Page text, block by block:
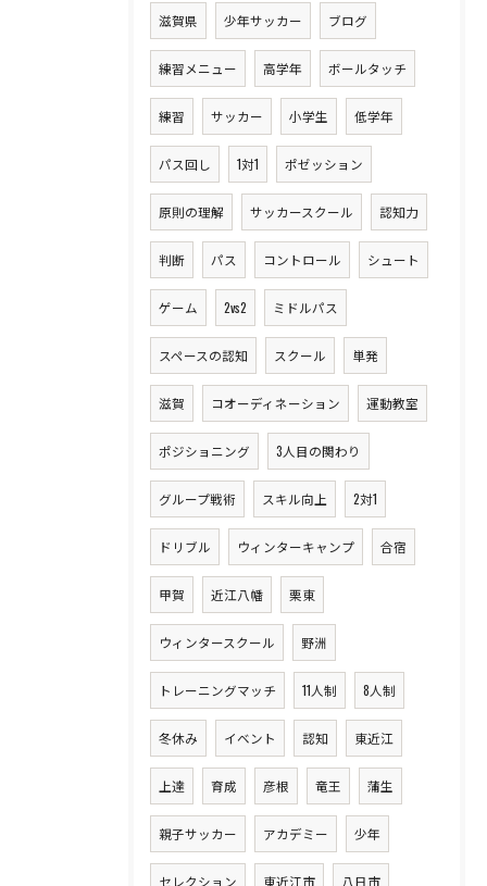
滋賀県 少年サッカー ブログ
練習メニュー 高学年 ボールタッチ
練習 サッカー 小学生 低学年
パス回し 1対1 ポゼッション
原則の理解 サッカースクール 認知力
判断 パス コントロール シュート
ゲーム 2vs2 ミドルパス
スペースの認知 スクール 単発
滋賀 コオーディネーション 運動教室
ポジショニング 3人目の関わり
グループ戦術 スキル向上 2対1
ドリブル ウィンターキャンプ 合宿
甲賀 近江八幡 栗東
ウィンタースクール 野洲
トレーニングマッチ 11人制 8人制
冬休み イベント 認知 東近江
上達 育成 彦根 竜王 蒲生
親子サッカー アカデミー 少年
セレクション 東近江市 八日市